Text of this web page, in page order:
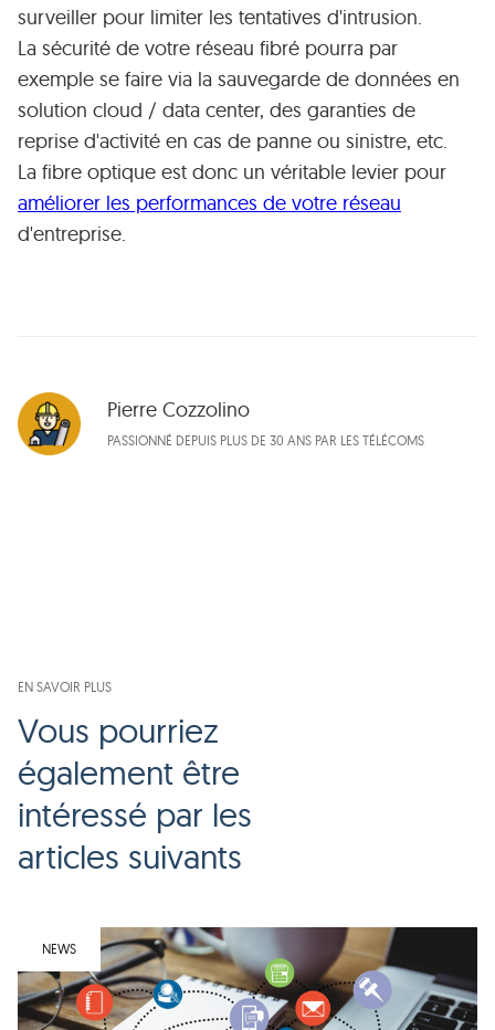
surveiller pour limiter les tentatives d'intrusion.
La sécurité de votre réseau fibré pourra par
exemple se faire via la sauvegarde de données en
solution cloud / data center, des garanties de
reprise d'activité en cas de panne ou sinistre, etc.
La fibre optique est donc un véritable levier pour
améliorer les performances de votre réseau
d'entreprise.
Pierre Cozzolino
PASSIONNÉ DEPUIS PLUS DE 30 ANS PAR LES TÉLÉCOMS
EN SAVOIR PLUS
Vous pourriez
également être
intéressé par les
articles suivants
NEWS